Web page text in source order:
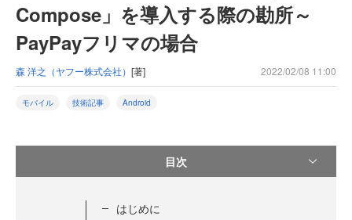
Compose」を導入する際の勘所～
PayPayフリマの場合
森 洋之（ヤフー株式会社） [著] 2022/02/08 11:00
モバイル 技術記事 Android
目次
はじめに